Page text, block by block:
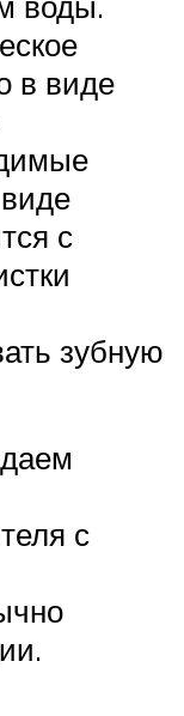
в виде
с
зубную
с